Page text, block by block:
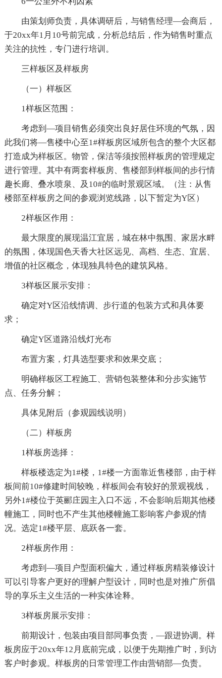
由策划师负责，具体调研后，与销售经理—会商后，
于20xx年1月10号前完成，分析总结后，作为销售时重点
关注的抗性，专门进行培训。
三样板区及样板房
（一）样板区
1样板区范围：
考虑到—项目销售必须突出良好居住环境的气氛，因
此我们将—售楼中心至1#样板房区域所包含的整个大区都
打造成为样板区。物管，保洁等须按照样板房的管理规定
进行管理。其中有两套样板房、售楼部到样板间的步行情
趣长廊、叠水喷泉、及10#的临时景观区域。（注：从售
楼部至样板房之间的参观浏览线路，以下暂定为Y区）
2样板区作用：
最大限度的展现温江宜居，城在林中氛围、家居水畔
的氛围，体现国色天香大社区远见、高档、生态、宜居、
增值的社区概念，体现独具特色的建筑风格。
3样板区展示安排：
确定对Y区沿线情调、步行道的包装方式和具体要
求；
确定Y区道路沿线灯光布
布置方案，灯具选型要求和效果交底；
明确样板区工程施工、营销包装整体和分步实施节
点、任务分解；
具体见附后（参观园线说明）
（二）样板房
1样板房选择：
样板楼选定为1#楼，1#楼一方面靠近售楼部，由于样
板间前10#修建时间较晚，样板间会有较好的景观视线，
另外1#楼位于英郦庄园主入口不远，不会影响后期其他楼
幢施工，同时也不产生其他楼幢施工影响客户参观的情
况。选定1#楼平层、底跃各一套。
2样板房作用：
考虑到—项目户型面积偏大，通过样板房精装修设计
可以引导客户更好的理解户型设计，同时也是对推广所倡
导的享乐主义生活的一种实体诠释。
3样板房展示安排：
前期设计，包装由项目部同事负责，—跟进协调。样
板房应于20xx年12月底前完成，以便于先期推广时，到访
客户时参观。样板房的日常管理工作由营销部—负责。